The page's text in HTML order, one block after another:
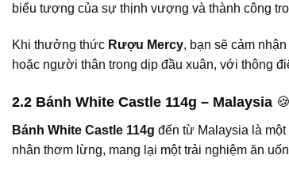
biểu tượng của sự thịnh vượng và thành công
Khi thưởng thức Rượu Mercy, bạn sẽ cảm
hoặc người thân trong dịp đầu xuân, với thông
2.2 Bánh White Castle 114g – Malaysia
Bánh White Castle 114g đến từ Malaysia là
nhân thơm lừng, mang lại một trải nghiệm ăn